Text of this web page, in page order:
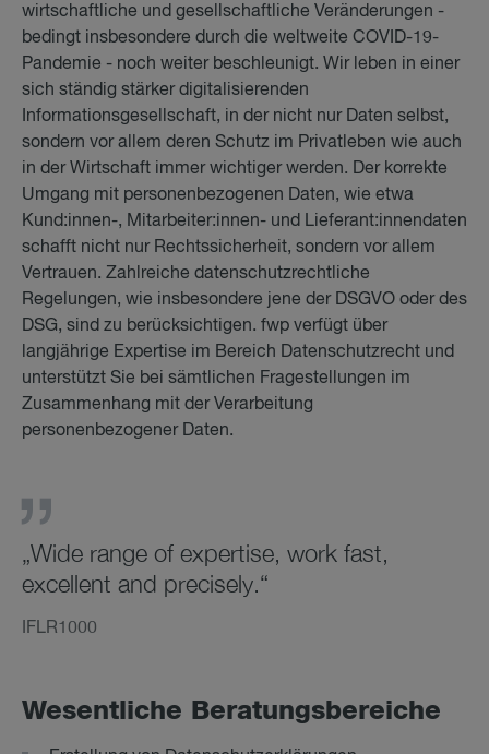
wirtschaftliche und gesellschaftliche Veränderungen -
bedingt insbesondere durch die weltweite COVID-19-
Pandemie - noch weiter beschleunigt. Wir leben in einer
sich ständig stärker digitalisierenden
Informationsgesellschaft, in der nicht nur Daten selbst,
sondern vor allem deren Schutz im Privatleben wie auch
in der Wirtschaft immer wichtiger werden. Der korrekte
Umgang mit personenbezogenen Daten, wie etwa
Kund:innen-, Mitarbeiter:innen- und Lieferant:innendaten
schafft nicht nur Rechtssicherheit, sondern vor allem
Vertrauen. Zahlreiche datenschutzrechtliche
Regelungen, wie insbesondere jene der DSGVO oder des
DSG, sind zu berücksichtigen. fwp verfügt über
langjährige Expertise im Bereich Datenschutzrecht und
unterstützt Sie bei sämtlichen Fragestellungen im
Zusammenhang mit der Verarbeitung
personenbezogener Daten.
„Wide range of expertise, work fast,
excellent and precisely.“
IFLR1000
We­sent­li­che Be­ra­tungs­be­rei­che